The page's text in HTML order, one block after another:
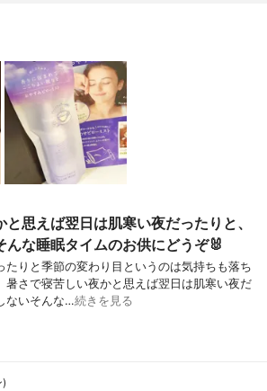
思えば翌日は肌寒い夜だったりと、
んな睡眠タイムのお供にどうぞ🐰
たりと季節の変わり目というのは気持ちも落ち
暑さで寝苦しい夜かと思えば翌日は肌寒い夜だ
ないそんな…続きを見る